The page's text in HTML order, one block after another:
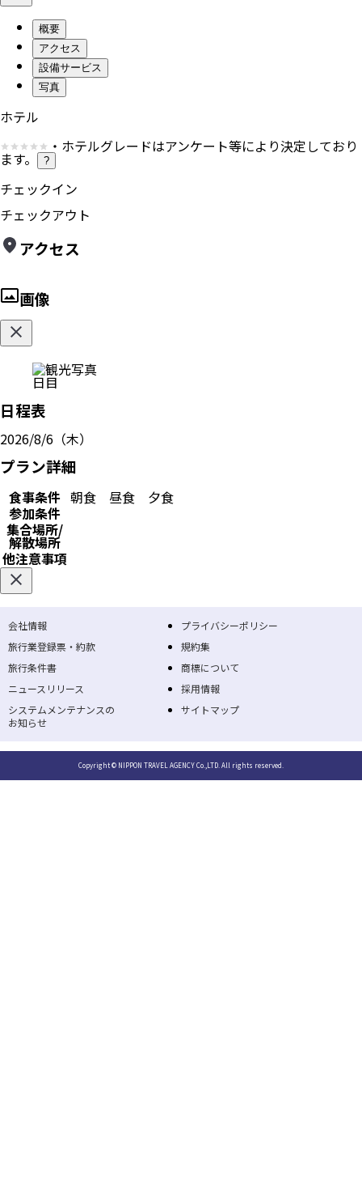
概要
アクセス
設備サービス
写真
ホテル
・ホテルグレードはアンケート等により決定しており
ます。 ?
チェックイン
チェックアウト
アクセス
画像
日目
日程表
2026/8/6（木）
プラン詳細
食事条件 朝食 昼食 夕食
参加条件
集合場所/
解散場所
他注意事項
会社情報
プライバシーポリシー
旅行業登録票・約款
規約集
旅行条件書
商標について
ニュースリリース
採用情報
システムメンテナンスの
お知らせ
サイトマップ
Copyright © NIPPON TRAVEL AGENCY Co.,LTD. All rights reserved.